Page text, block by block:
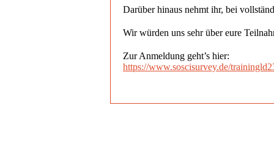
Darüber hinaus nehmt ihr, bei
Wir würden uns sehr über eure
Zur Anmeldung geht’s hier:
https://www.soscisurvey.de/